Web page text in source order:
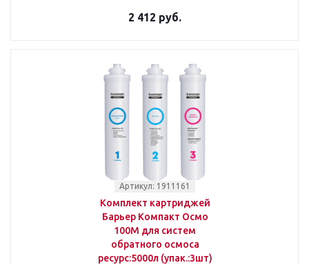
2 412 руб.
Артикул: 1911161
Комплект картриджей
Барьер Компакт Осмо
100M для систем
обратного осмоса
ресурс:5000л (упак.:3шт)